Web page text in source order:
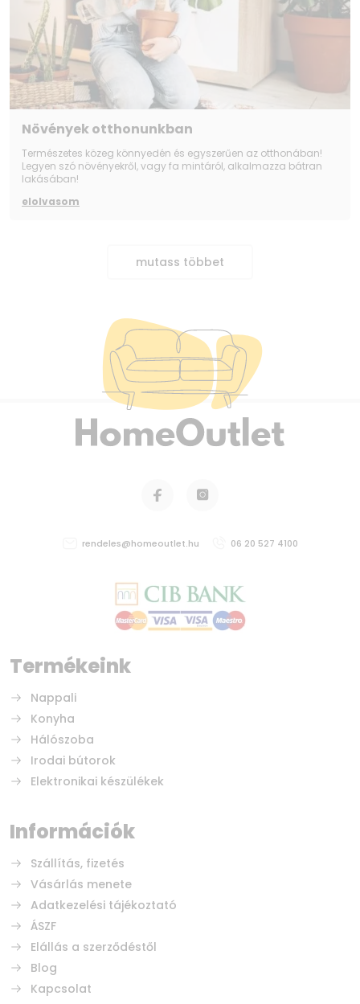
Növények otthonunkban
Természetes közeg könnyedén és egyszerűen az otthonában!
Legyen szó növényekről, vagy fa mintáról, alkalmazza bátran
lakásában!
elolvasom
mutass többet
Termékeink
Nappali
Konyha
Hálószoba
Irodai bútorok
Elektronikai készülékek
rendeles@homeoutlet.hu 06 20 527 4100
Információk
Szállítás, fizetés
Vásárlás menete
Adatkezelési tájékoztató
ÁSZF
Elállás a szerződéstől
Blog
Kapcsolat